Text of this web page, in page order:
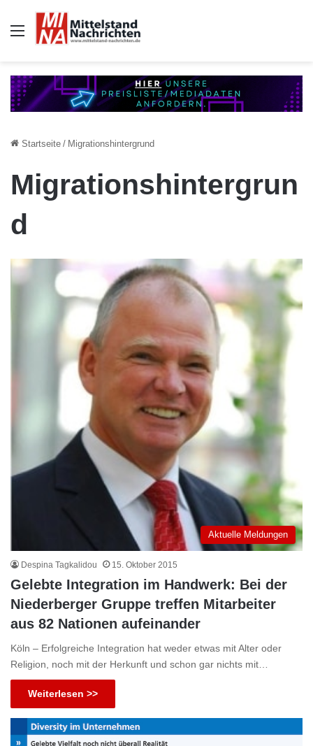
Auswahl
Startseite / Migrationshintergrund
Migrationshintergrun
d
Aktuelle Meldungen
Despina Tagkalidou 15. Oktober 2015
Gelebte Integration im Handwerk: Bei der
Niederberger Gruppe treffen Mitarbeiter
aus 82 Nationen aufeinander
Köln – Erfolgreiche Integration hat weder etwas mit Alter oder
Religion, noch mit der Herkunft und schon gar nichts mit…
Weiterlesen >>